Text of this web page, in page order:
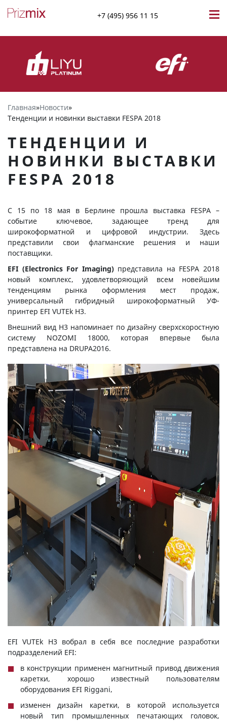
+7 (495) 956 11 15
Главная»Новости»
Тенденции и новинки выставки FESPA 2018
ТЕНДЕНЦИИ И
НОВИНКИ ВЫСТАВКИ
FESPA 2018
С 15 по 18 мая в Берлине прошла выставка FESPA –
событие ключевое, задающее тренд для
широкоформатной и цифровой индустрии. Здесь
представили свои флагманские решения и наши
поставщики.
EFI (Electronics For Imaging)представила на FESPA 2018
новый комплекс, удовлетворяющий всем новейшим
тенденциям рынка оформления мест продаж,
универсальный гибридный широкоформатный УФ-
принтер EFI VUTEk H3.
Внешний вид H3 напоминает по дизайну сверхскоростную
систему NOZOMI 18000, которая впервые была
представлена на DRUPA2016.
EFI VUTEk H3 вобрал в себя все последние разработки
подразделений EFI:
в конструкции применен магнитный привод движения
каретки, хорошо известный пользователям
оборудования EFI Riggani,
изменен дизайн каретки, в которой используется
новый тип промышленных печатающих головок,